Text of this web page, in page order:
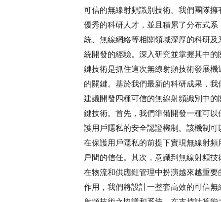
可信的無線射頻識別技術。我們團隊擁
優秀的科研人才，並且積累了分布式系
統、無線網絡等相關領域深厚的科研及
統開發的經驗。深入研究並掌握其中的
鍵技術是抓住這次無線射頻技術發展機
的關鍵。基於我們最新的科研成果，我
建議開發四種可信的無線射頻識別中的
鍵技術。首先，我們準備開發一種可以
護用戶隱私的安全認證機制。該機制可
在保護用戶隱私的前提下實現無線射頻
戶間的信任。其次，意識到無線射頻技
在物流和供應鏈管理中扮演越來越重要
作用，我們將設計一整套高效的可信無